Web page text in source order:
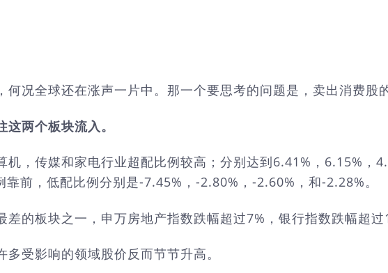
况全球还在涨声一片中。那一个要思考的问题是，卖出消费股
两个板块流入。
，传媒和家电行业超配比例较高；分别达到6.41%，6.15%，
前，低配比例分别是-7.45%，-2.80%，-2.60%，和-2.28%。
的板块之一，申万房地产指数跌幅超过7%，银行指数跌幅超过
受影响的领域股价反而节节升高。